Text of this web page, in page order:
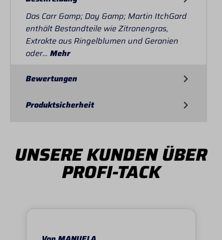
Das Carr &amp; Day &amp; Martin ItchGard
enthält Bestandteile wie Zitronengras,
Extrakte aus Ringelblumen und Geranien
oder… Mehr
Bewertungen
Produktsicherheit
UNSERE KUNDEN ÜBER
PROFI-TACK